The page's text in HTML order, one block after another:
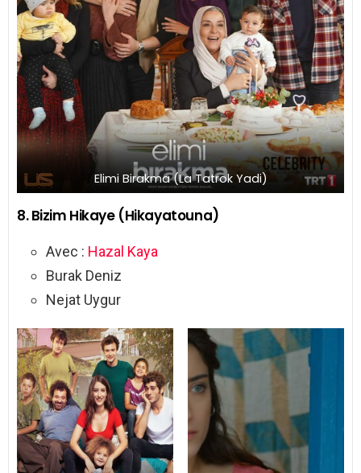
Elimi Birakma (La Tatrok Yadi)
8. Bizim Hikaye (Hikayatouna)
Avec : Hazal Kaya
Burak Deniz
Nejat Uygur